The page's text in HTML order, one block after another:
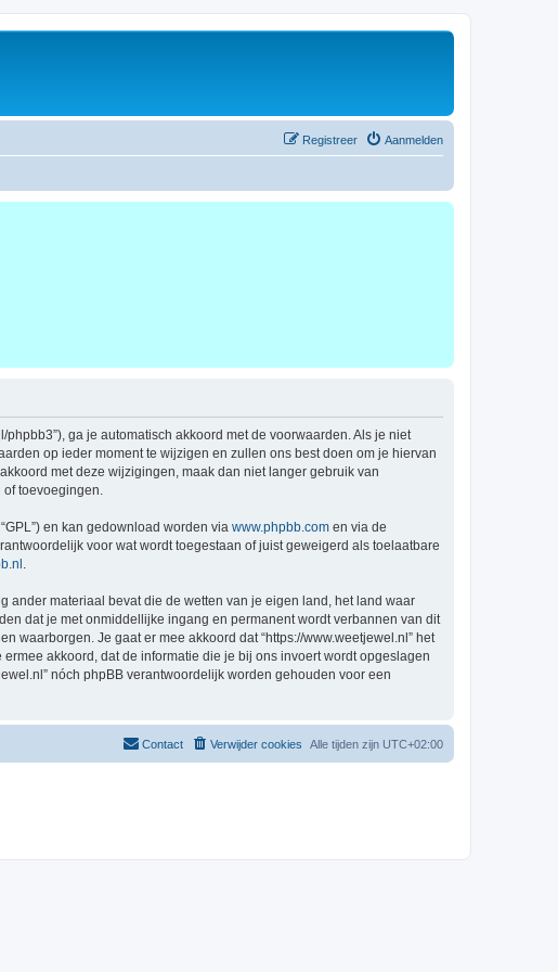
Aanmelden
Registreer
phpbb3”), ga je automatisch akkoord met de voorwaarden. Als je niet
op ieder moment te wijzigen en zullen ons best doen om je hiervan
met deze wijzigingen, maak dan niet langer gebruik van
toevoegingen.
en kan gedownload worden via www.phpbb.com en via de
voor wat wordt toegestaan of juist geweigerd als toelaatbare
ander materiaal bevat die de wetten van je eigen land, het land waar
dat je met onmiddellijke ingang en permanent wordt verbannen van dit
waarborgen. Je gaat er mee akkoord dat “https://www.weetjewel.nl” het
akkoord, dat de informatie die je bij ons invoert wordt opgeslagen
nóch phpBB verantwoordelijk worden gehouden voor een
Alle tijden zijn UTC+02:00
Verwijder cookies
Contact